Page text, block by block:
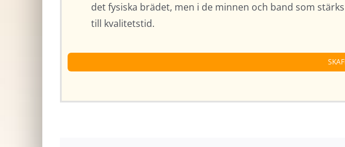
det fysiska brädet, men i de minnen och band som
till kvalitetstid.